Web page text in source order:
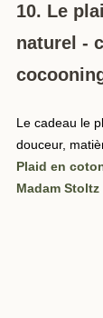
10. Le
naturel -
Le cadeau le
douceur,
Plaid en
Madam Stoltz